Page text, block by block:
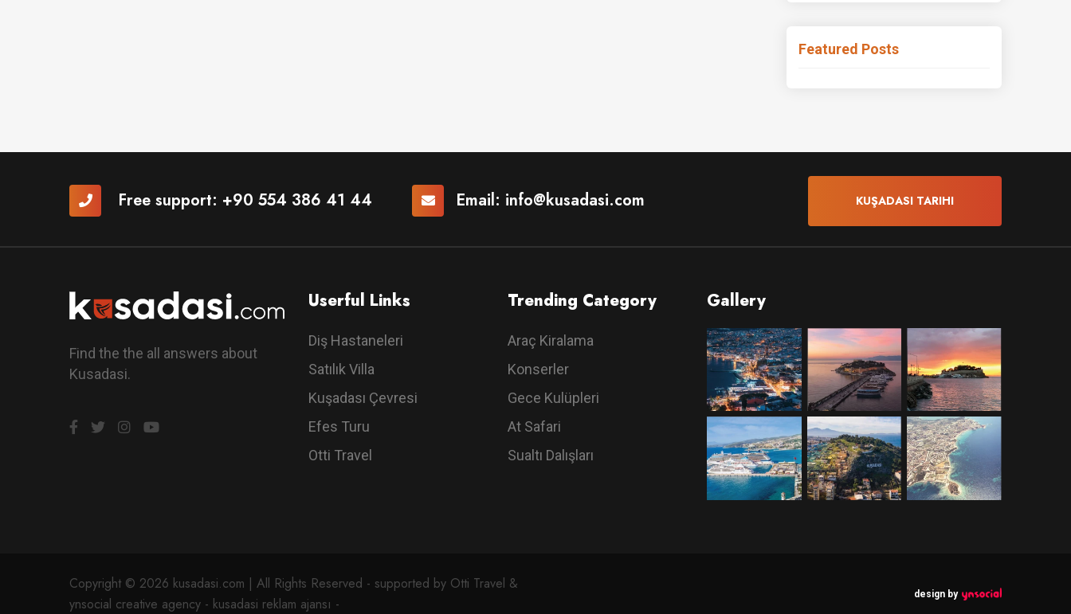
Featured Posts
Free support: +90 554 386 41 44 Email: info@kusadasi.com KUŞADASI TARIHI
Find the the all answers about
Kusadasi.
Userful Links
Diş Hastaneleri
Satılık Villa
Kuşadası Çevresi
Efes Turu
Otti Travel
Trending Category
Araç Kiralama
Konserler
Gece Kulüpleri
At Safari
Sualtı Dalışları
Gallery
Copyright © 2026 kusadasi.com | All Rights Reserved - supported by Otti Travel &
ynsocial creative agency - kusadasi reklam ajansı -
design by